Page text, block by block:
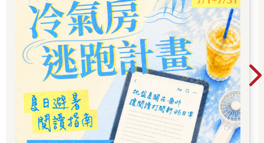
當「想做的事」成為人生目標，腦袋就會自己開始動起來
全面實施個人資訊保護法，是讓我得知便利貼威力的契機。
我是電腦的信徒，無論筆記還是行事曆都全面數位化，並透過與
公司電腦同步（資料共享）來進行工作。
但由於公司方針的緣故，資料共享在一夜之間遭到禁止。我在無
可奈何之下，只好使用便條紙磚應急。我將洽商筆記沿著虛線撕
下放在公司保管，這麼一來即使弄丟整本便條紙也不會導致資訊